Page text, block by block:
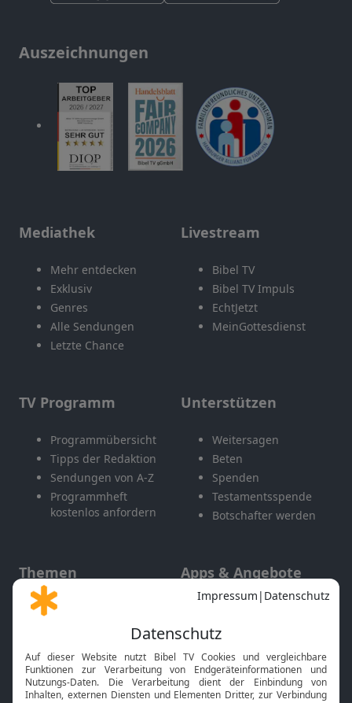
Auszeichnungen
Mediathek
Mehr entdecken
Exklusiv
Genres
Alle Sendungen
Letzte Chance
Livestream
Bibel TV
Bibel TV Impuls
EchtJetzt
MeinGottesdienst
TV Programm
Programmübersicht
Tipps der Redaktion
Sendungen von A-Z
Programmheft
kostenlos anfordern
Unterstützen
Weitersagen
Beten
Spenden
Testamentsspende
Botschafter werden
Themen
Gott und Bibel erklärt
Neuigkeiten
Apps & Angebote
Mobile App
Smart TV
HbbTV